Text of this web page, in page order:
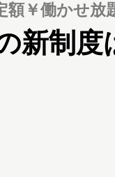
額￥働かせ放
新制